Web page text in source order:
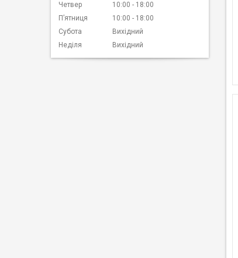
Четвер
10:00
18:00
Пʼятниця
10:00
18:00
Субота
Вихідний
Неділя
Вихідний